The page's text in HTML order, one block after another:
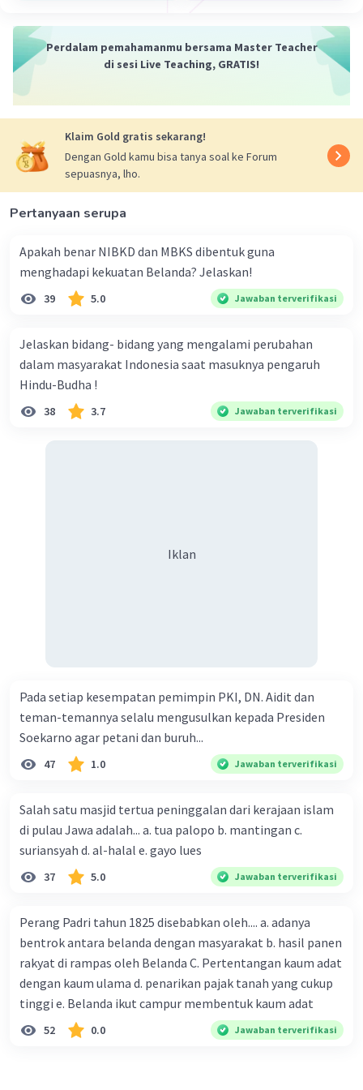
Iklan
Perdalam pemahamanmu bersama Master Teacher
di sesi Live Teaching, GRATIS!
Klaim Gold gratis sekarang!
Dengan Gold kamu bisa tanya soal ke Forum
sepuasnya, lho.
Pertanyaan serupa
Apakah benar NIBKD dan MBKS dibentuk guna
menghadapi kekuatan Belanda? Jelaskan!
39 5.0 Jawaban terverifikasi
Jelaskan bidang- bidang yang mengalami perubahan
dalam masyarakat Indonesia saat masuknya pengaruh
Hindu-Budha !
38 3.7 Jawaban terverifikasi
Iklan
Pada setiap kesempatan pemimpin PKI, DN. Aidit dan
teman-temannya selalu mengusulkan kepada Presiden
Soekarno agar petani dan buruh...
47 1.0 Jawaban terverifikasi
Salah satu masjid tertua peninggalan dari kerajaan islam
di pulau Jawa adalah... a. tua palopo b. mantingan c.
suriansyah d. al-halal e. gayo lues
37 5.0 Jawaban terverifikasi
Perang Padri tahun 1825 disebabkan oleh.... a. adanya
bentrok antara belanda dengan masyarakat b. hasil panen
rakyat di rampas oleh Belanda C. Pertentangan kaum adat
dengan kaum ulama d. penarikan pajak tanah yang cukup
tinggi e. Belanda ikut campur membentuk kaum adat
52 0.0 Jawaban terverifikasi